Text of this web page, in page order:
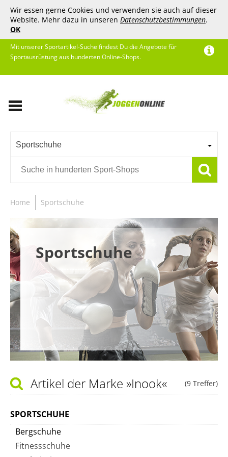
Wir essen gerne Cookies und verwenden sie auch auf dieser
Website. Mehr dazu in unseren Datenschutzbestimmungen.
OK
Mit unserer Sportartikel-Suche findest Du die Angebote für
Sportausrüstung aus hunderten Online-Shops.
Sportschuhe
Home Sportschuhe
Sportschuhe
(9 Treffer)
Artikel der Marke »Inook«
SPORTSCHUHE
Bergschuhe
Fitnessschuhe